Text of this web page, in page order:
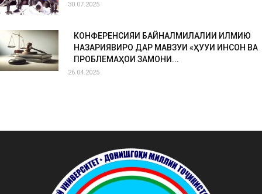
30.07.2025
КОНФЕРЕНСИЯИ БАЙНАЛМИЛАЛИИ ИЛМИЮ
НАЗАРИЯВИРО ДАР МАВЗУИ «ҲУҚУҚИ ИНСОН ВА
ПРОБЛЕМАҲОИ ЗАМОНИ...
26.04.2025